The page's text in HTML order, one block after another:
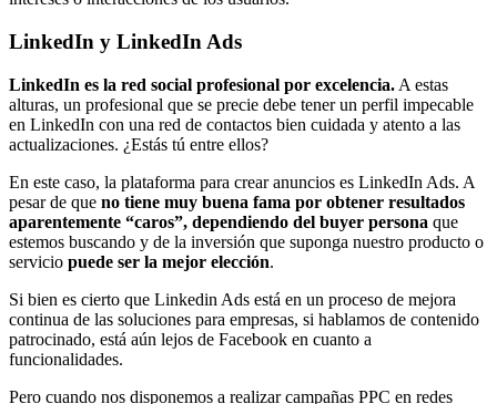
LinkedIn y LinkedIn Ads
LinkedIn es la red social profesional por excelencia. A estas
alturas, un profesional que se precie debe tener un perfil impecable
en LinkedIn con una red de contactos bien cuidada y atento a las
actualizaciones. ¿Estás tú entre ellos?
En este caso, la plataforma para crear anuncios es LinkedIn Ads. A
pesar de que no tiene muy buena fama por obtener resultados
aparentemente “caros”, dependiendo del buyer persona que
estemos buscando y de la inversión que suponga nuestro producto o
servicio puede ser la mejor elección.
Si bien es cierto que Linkedin Ads está en un proceso de mejora
continua de las soluciones para empresas, si hablamos de contenido
patrocinado, está aún lejos de Facebook en cuanto a
funcionalidades.
Pero cuando nos disponemos a realizar campañas PPC en redes